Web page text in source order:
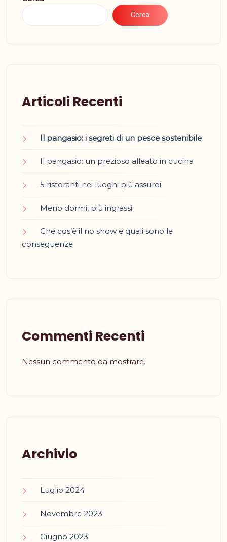
Cerca
Articoli Recenti
Il pangasio: i segreti di un pesce sostenibile
Il pangasio: un prezioso alleato in cucina
5 ristoranti nei luoghi più assurdi
Meno dormi, più ingrassi
Che cos’è il no show e quali sono le
conseguenze
Commenti Recenti
Nessun commento da mostrare.
Archivio
Luglio 2024
Novembre 2023
Giugno 2023